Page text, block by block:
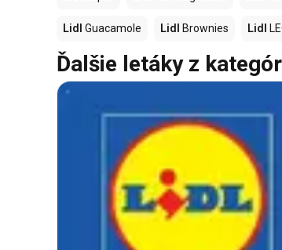
Lidl Guacamole Lidl Brownies Lidl
Ďalšie letáky z